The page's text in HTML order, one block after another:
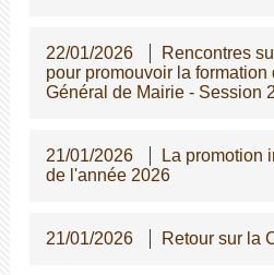
22/01/2026
Rencontres
pour promouvoir la formation
Général de Mairie - Session
21/01/2026
La promotion
de l'année 2026
21/01/2026 Retour sur la